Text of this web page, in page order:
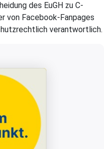
des EuGH zu C-
von Facebook-Fanpages
verantwortlich.